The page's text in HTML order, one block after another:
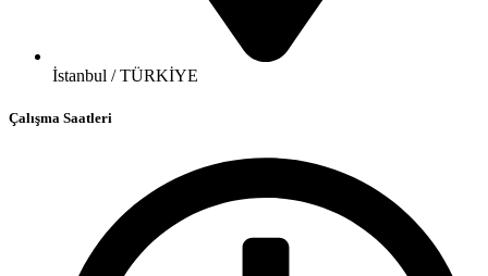
İstanbul / TÜRKİYE
Çalışma Saatleri